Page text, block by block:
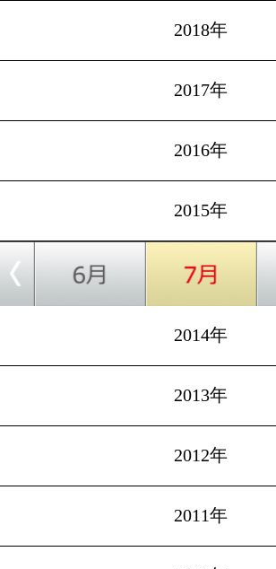
2025年
2024年
2022年
2020年
2019年